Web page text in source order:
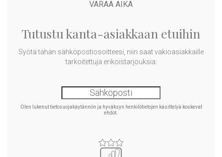
VARAA AIKA
Tutustu kanta-asiakkaan etuihin
Syötä tähän sähköpostiosoitteesi, niin saat vakioasiakkaille
tarkoitettuja erikoistarjouksia:
Olen lukenut tietosuojakäytännön ja hyväksyn henkilötietojen käsittelyä koskevat
ehdot.